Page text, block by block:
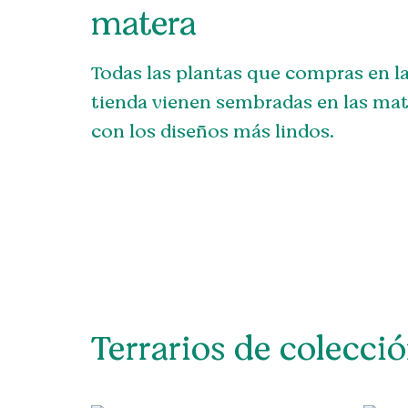
matera
Todas las plantas que compras en
tienda vienen sembradas en las
con los diseños más lindos.
Terrarios de